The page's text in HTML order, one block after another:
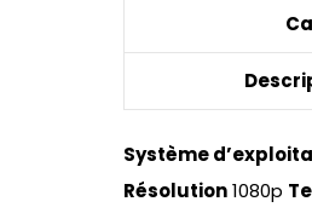
Système
Résolution1080p